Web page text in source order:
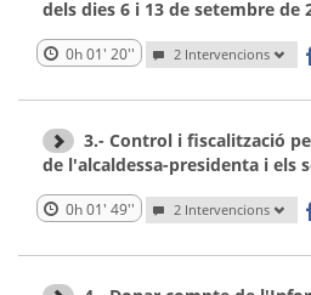
dels dies 6 i 13 de setembre de
0h 01' 20'' 2 Intervencions
3.- Control i fiscalització
de l'alcaldessa-presidenta i els
0h 01' 49'' 2 Intervencions